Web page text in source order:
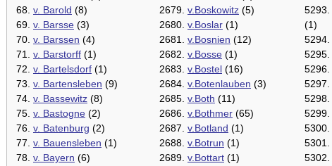
68. v. Barold (8)
69. v. Barsse (3)
70. v. Barssen (4)
71. v. Barstorff (1)
72. v. Bartelsdorf (1)
73. v. Bartensleben (9)
74. v. Bassewitz (8)
75. v. Bastogne (2)
76. v. Batenburg (2)
77. v. Bauensleben (1)
78. v. Bayern (6)
2679. v.Boskowitz (5)
2680. v.Boslar (1)
2681. v.Bosnien (12)
2682. v.Bosse (1)
2683. v.Bostel (16)
2684. v.Botenlauben (3)
2685. v.Both (11)
2686. v.Bothmer (65)
2687. v.Botland (1)
2688. v.Botrun (1)
2689. v.Bottart (1)
5293.
(1)
5294.
5295.
5296.
5297.
5298.
5299.
5300.
5301.
5302.